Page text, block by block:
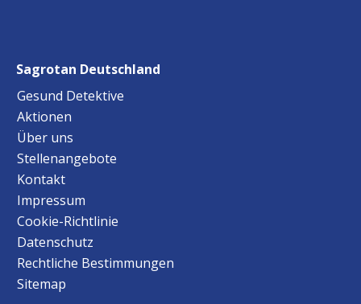
Sagrotan Deutschland
Gesund Detektive
Aktionen
Über uns
Stellenangebote
Kontakt
Impressum
Cookie-Richtlinie
Datenschutz
Rechtliche Bestimmungen
Sitemap